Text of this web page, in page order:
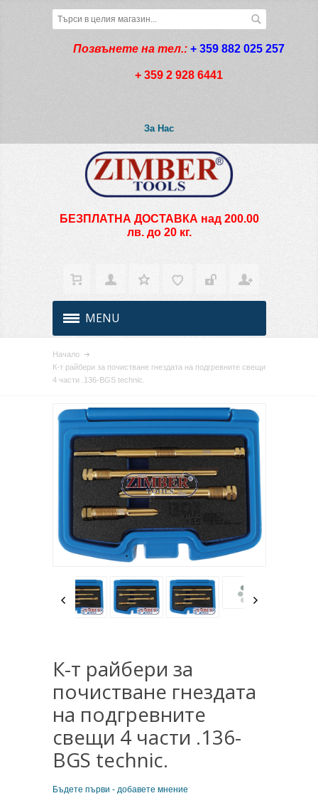
Позвънете на тел.: + 359 882 025 257
+ 359 2 928 6441
За Нас
БЕЗПЛАТНА ДОСТАВКА над 200.00
лв. до 20 кг.
MENU
Начало
К-т райбери за почистване гнездата на подгревните свещи
4 части .136-BGS technic.
К-т райбери за
почистване гнездата
на подгревните
свещи 4 части .136-
BGS technic.
Бъдете първи - добавете мнение